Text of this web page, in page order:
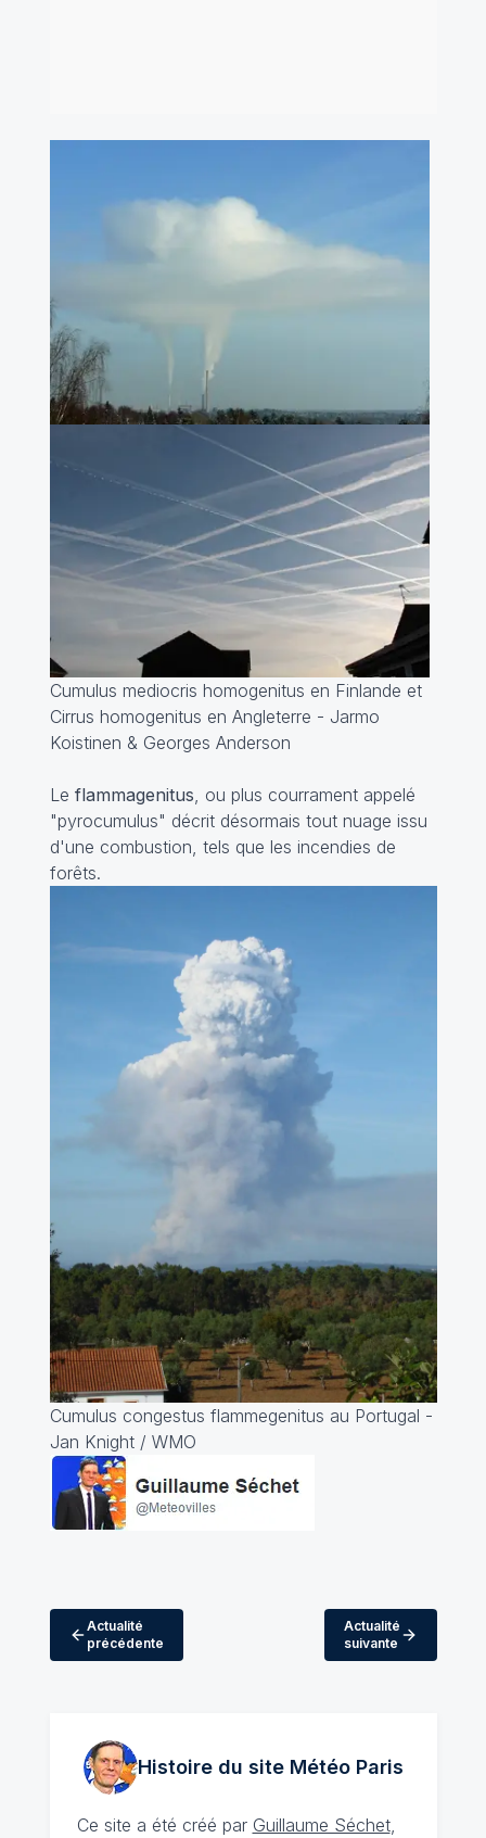
Cumulus mediocris homogenitus en Finlande et
Cirrus homogenitus en Angleterre - Jarmo
Koistinen & Georges Anderson
Le flammagenitus, ou plus courrament appelé
"pyrocumulus" décrit désormais tout nuage issu
d'une combustion, tels que les incendies de
forêts.
Cumulus congestus flammegenitus au Portugal -
Jan Knight / WMO
Actualité
précédente
Actualité
suivante
Histoire du site MétéoParis
Ce site a été créé par Guillaume Séchet,